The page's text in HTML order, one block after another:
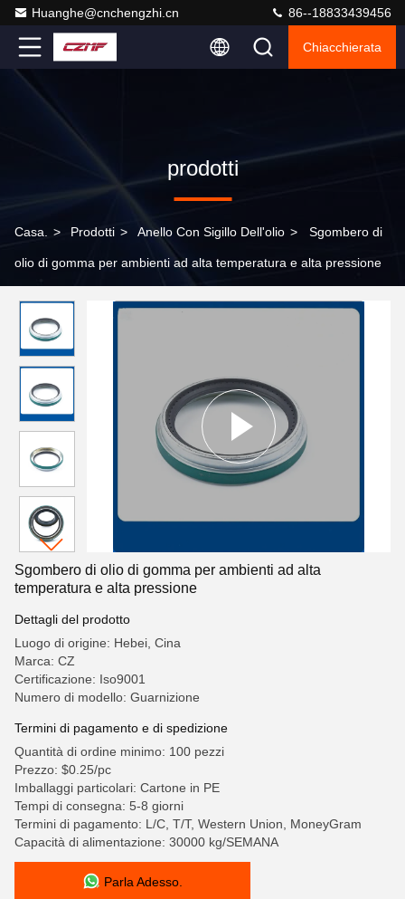
Huanghe@cnchengzhi.cn 86--18833439456
Chiacchierata
prodotti
Casa. > Prodotti > Anello Con Sigillo Dell'olio > Sgombero di
olio di gomma per ambienti ad alta temperatura e alta pressione
Sgombero di olio di gomma per ambienti ad alta
temperatura e alta pressione
Dettagli del prodotto
Luogo di origine: Hebei, Cina
Marca: CZ
Certificazione: Iso9001
Numero di modello: Guarnizione
Termini di pagamento e di spedizione
Quantità di ordine minimo: 100 pezzi
Prezzo: $0.25/pc
Imballaggi particolari: Cartone in PE
Tempi di consegna: 5-8 giorni
Termini di pagamento: L/C, T/T, Western Union, MoneyGram
Capacità di alimentazione: 30000 kg/SEMANA
Parla Adesso.